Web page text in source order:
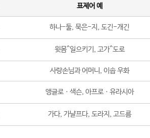
표제어 예
하나-둘, 묵은-지, 도긴-개긴
윗몸^일으키기, 고가^도로
사랑손님과 어머니, 이솝 우화
앵글로ㆍ색슨, 아프로ㆍ유라시아
가다, 가냘프다, 도라지, 고드름